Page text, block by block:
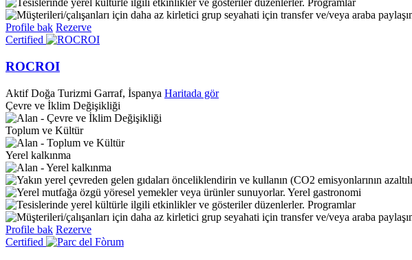
Programlar
Profile bak Rezerve
Certified
ROCROI
Aktif Doğa Turizmi Garraf, İspanya Haritada gör
Çevre ve İklim Değişikliği
Toplum ve Kültür
Yerel kalkınma
Yerel gastronomi
Programlar
Profile bak Rezerve
Certified